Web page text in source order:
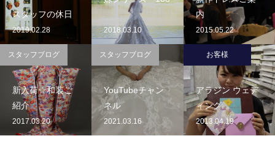
スタッフの休日
2019.02.28 2018.03.10
内
2015.05.22
新入荷☆和装ご
紹介
2017.03.20
スタッフブログ
YouTubeチャン
ネル
2021.03.16
スタッフブログ
アラジン ウェデ
ィング
2013.04.19
お客様